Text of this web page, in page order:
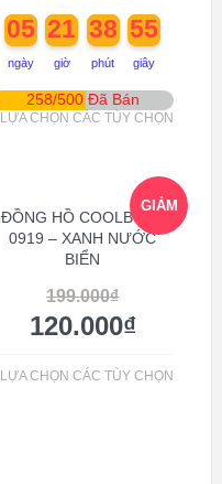
05
ngày
21
giờ
38
phút
55
giây
258/500 Đã Bán
LỰA CHỌN CÁC TÙY CHỌN
GIẢM
ĐỒNG HỒ COOLBOSS
0919 – XANH NƯỚC
BIỂN
199.000₫
120.000₫
LỰA CHỌN CÁC TÙY CHỌN